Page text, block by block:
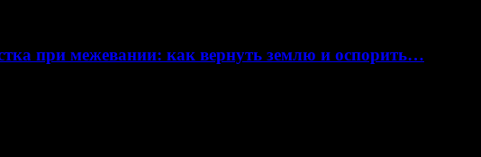
при межевании: как вернуть землю и оспорить…